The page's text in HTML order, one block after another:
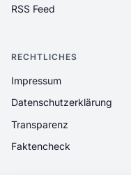
RSS Feed
RECHTLICHES
Impressum
Datenschutzerklärung
Transparenz
Faktencheck